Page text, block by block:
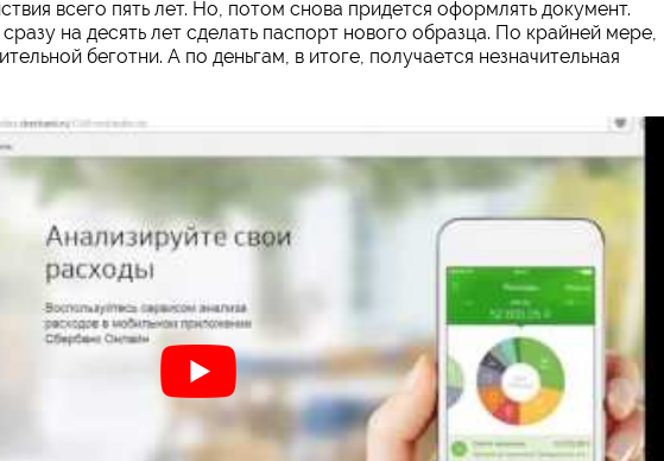
всего пять лет. Но, потом снова придется оформлять документ.
на десять лет сделать паспорт нового образца. По крайней мере,
беготни. А по деньгам, в итоге, получается незначительная